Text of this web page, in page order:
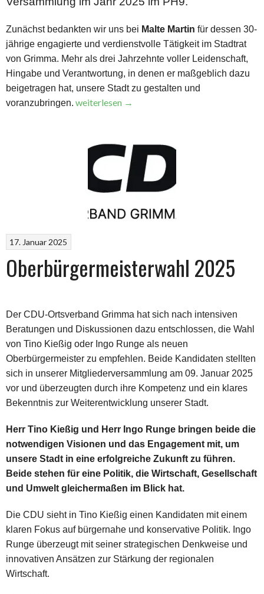
Zunächst bedankten wir uns bei Malte Martin für dessen 30-
jährige engagierte und verdienstvolle Tätigkeit im Stadtrat
von Grimma. Mehr als drei Jahrzehnte voller Leidenschaft,
Hingabe und Verantwortung, in denen er maßgeblich dazu
beigetragen hat, unsere Stadt zu gestalten und
voranzubringen. „Mitgliederversammlung
2025“
weiterlesen →
17. Januar 2025
Oberbürgermeisterwahl 2025
Der CDU-Ortsverband Grimma hat sich nach intensiven
Beratungen und Diskussionen dazu entschlossen, die Wahl
von Tino Kießig oder Ingo Runge als neuen
Oberbürgermeister zu empfehlen. Beide Kandidaten stellten
sich in unserer Mitgliederversammlung am 09. Januar 2025
vor und überzeugten durch ihre Kompetenz und ein klares
Bekenntnis zur Weiterentwicklung unserer Stadt.
Herr Tino Kießig und Herr Ingo Runge bringen beide die
notwendigen Visionen und das Engagement mit, um
unsere Stadt in eine erfolgreiche Zukunft zu führen.
Beide stehen für eine Politik, die Wirtschaft, Gesellschaft
und Umwelt gleichermaßen im Blick hat.
Die CDU sieht in Tino Kießig einen Kandidaten mit einem
klaren Fokus auf bürgernahe und konservative Politik. Ingo
Runge überzeugt mit seiner strategischen Denkweise und
innovativen Ansätzen zur Stärkung der regionalen
Wirtschaft.